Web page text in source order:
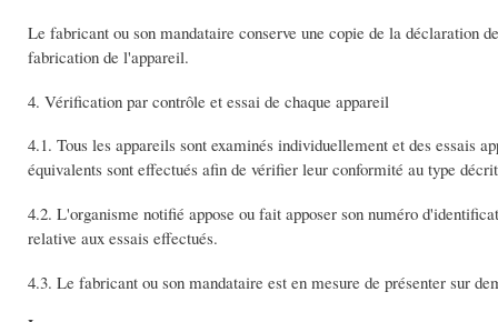
Le fabricant ou son mandataire conserve une copie de la déclaration
fabrication de l'appareil.
4. Vérification par contrôle et essai de chaque appareil
4.1. Tous les appareils sont examinés individuellement et des essais
équivalents sont effectués afin de vérifier leur conformité au type
4.2. L'organisme notifié appose ou fait apposer son numéro
relative aux essais effectués.
4.3. Le fabricant ou son mandataire est en mesure de présenter sur